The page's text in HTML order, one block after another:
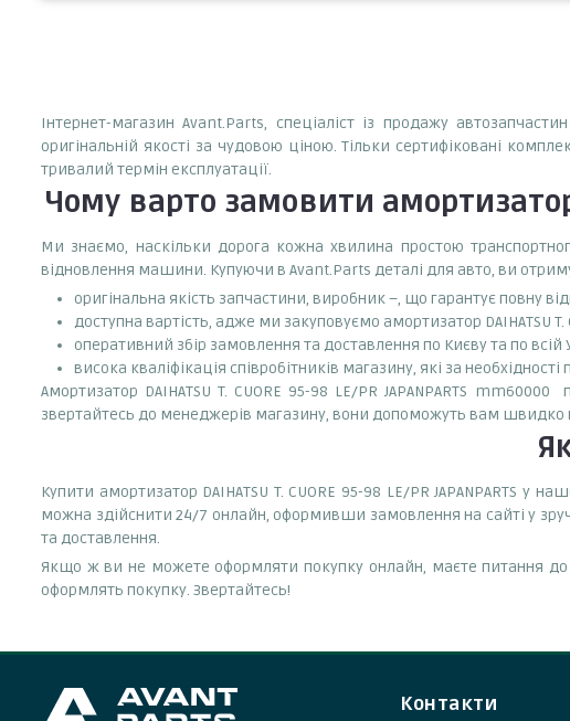
Інтернет-магазин Avant.Parts, спеціаліст із продажу
оригінальній якості за чудовою ціною. Тільки сертифіковані
тривалий термін експлуатації.
Чому варто замовити амортизатор
Ми знаємо, наскільки дорога кожна хвилина простою
відновлення машини. Купуючи в Avant.Parts деталі для авто, ви
оригінальна якість запчастини, виробник –, що гарантує повну
доступна вартість, адже ми закуповуємо амортизатор DAIHATSU
оперативний збір замовлення та доставлення по Києву та по всій
висока кваліфікація співробітників магазину, які за
Амортизатор DAIHATSU T. CUORE 95-98 LE/PR JAPANPARTS
звертайтесь до менеджерів магазину, вони допоможуть вам
Купити амортизатор DAIHATSU T. CUORE 95-98 LE/PR JAPANPARTS
можна здійснити 24/7 онлайн, оформивши замовлення на сайті у
та доставлення.
Якщо ж ви не можете оформляти покупку онлайн, маєте питання до
оформлять покупку. Звертайтесь!
Контакти